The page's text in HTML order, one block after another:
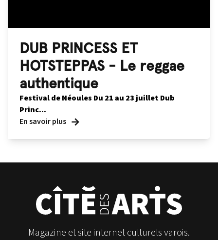
DUB PRINCESS ET
HOTSTEPPAS - Le reggae
authentique
Festival de Néoules Du 21 au 23 juilletDub
Princ...
En savoir plus
Magazine et site internet culturels varois.